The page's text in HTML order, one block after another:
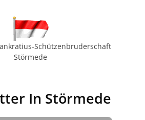
Schützenbruderschaft
Störmede
In Störmede